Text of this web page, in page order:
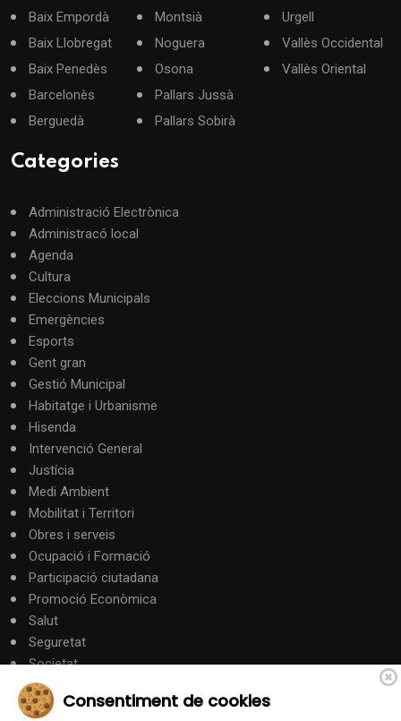
Baix Empordà
Baix Llobregat
Baix Penedès
Barcelonès
Berguedà
Montsià
Noguera
Osona
Pallars Jussà
Pallars Sobirà
Urgell
Vallès Occidental
Vallès Oriental
Categories
Administració Electrònica
Administracó local
Agenda
Cultura
Eleccions Municipals
Emergències
Esports
Gent gran
Gestió Municipal
Habitatge i Urbanisme
Hisenda
Intervenció General
Justícia
Medi Ambient
Mobilitat i Territori
Obres i serveis
Ocupació i Formació
Participació ciutadana
Promoció Econòmica
Salut
Seguretat
Societat
Turisme
Consentiment de cookies